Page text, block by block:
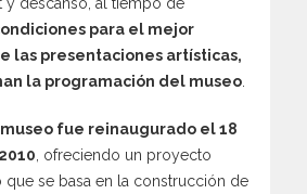
para el mejor
las presentaciones artísticas,
la programación del museo
fue reinaugurado el 18
, ofreciendo un proyecto
que se basa en la construcción de